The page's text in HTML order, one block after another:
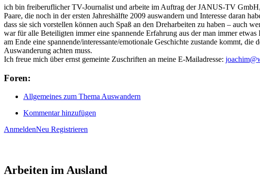
ich bin freiberuflicher TV-Journalist und arbeite im Auftrag der JANUS-TV
Paare, die noch in der ersten Jahreshälfte 2009 auswandern und Interesse daran
dass sie sich vorstellen können auch Spaß an den Dreharbeiten zu haben – auch
war für alle Beteiligten immer eine spannende Erfahrung aus der man immer
am Ende eine spannende/interessante/emotionale Geschichte zustande kommt,
Auswanderung achten muss.
Ich freue mich über ernst gemeinte Zuschriften an meine E-Mailadresse:
Foren:
Allgemeines zum Thema Auswandern
Kommentar hinzufügen
AnmeldenNeu Registrieren
Arbeiten im Ausland